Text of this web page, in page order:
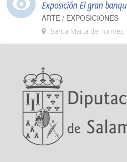
Exposición El gran
ARTE / EXPOSICIONES
Santa Marta de Tormes